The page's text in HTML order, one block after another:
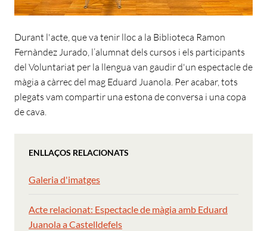
Durant l'acte, que va tenir lloc a la Biblioteca Ramon
Fernàndez Jurado, l’alumnat dels cursos i els participants
del Voluntariat per la llengua van gaudir d'un espectacle de
màgia a càrrec del mag Eduard Juanola. Per acabar, tots
plegats vam compartir una estona de conversa i una copa
de cava.
ENLLAÇOS RELACIONATS
Galeria d'imatges
Acte relacionat: Espectacle de màgia amb Eduard
Juanola a Castelldefels